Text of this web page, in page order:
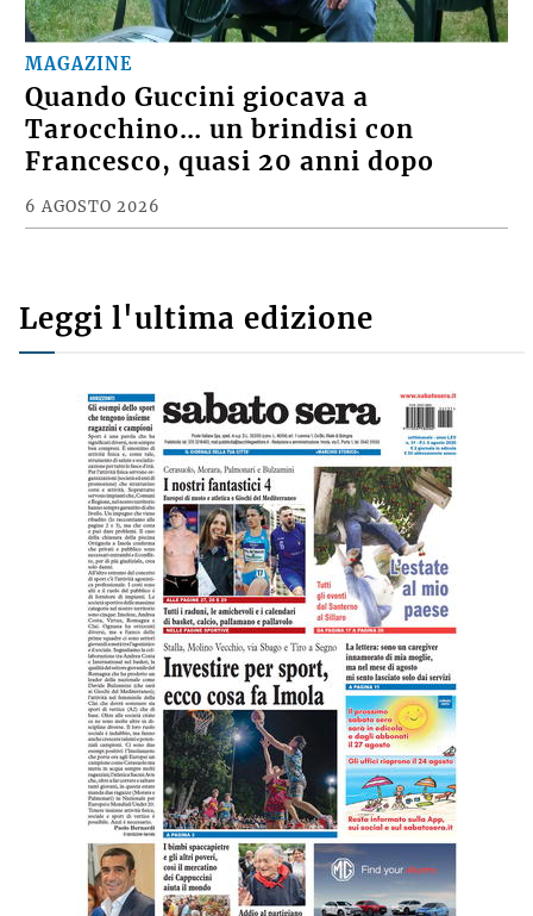
MAGAZINE
Quando Guccini giocava a
Tarocchino… un brindisi con
Francesco, quasi 20 anni dopo
Leggi l'ultima edizione